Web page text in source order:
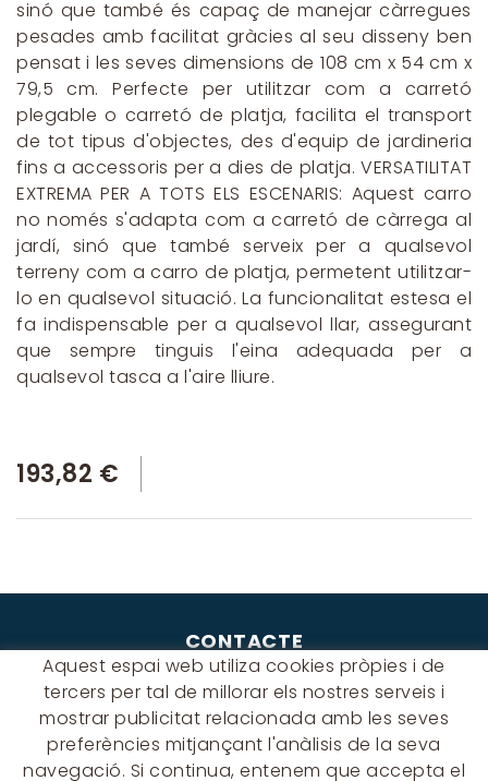
sinó que també és capaç de manejar càrregues
pesades amb facilitat gràcies al seu disseny ben
pensat i les seves dimensions de 108 cm x 54 cm x
79,5 cm. Perfecte per utilitzar com a carretó
plegable o carretó de platja, facilita el transport
de tot tipus d'objectes, des d'equip de jardineria
fins a accessoris per a dies de platja. VERSATILITAT
EXTREMA PER A TOTS ELS ESCENARIS: Aquest carro
no només s'adapta com a carretó de càrrega al
jardí, sinó que també serveix per a qualsevol
terreny com a carro de platja, permetent utilitzar-
lo en qualsevol situació. La funcionalitat estesa el
fa indispensable per a qualsevol llar, assegurant
que sempre tinguis l'eina adequada per a
qualsevol tasca a l'aire lliure.
193,82 €
CONTACTE
Albert Einstein, 54 - 60 - Nave 3
08940 Cornellà de Llobregat
(BARCELONA)
649 631 197
Aquest espai web utiliza cookies pròpies i de
tercers per tal de millorar els nostres serveis i
mostrar publicitat relacionada amb les seves
preferències mitjançant l'anàlisis de la seva
navegació. Si continua, entenem que accepta el